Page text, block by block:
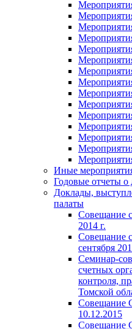
Иные
Годовые отчеты о
Доклады,
палаты
Совещание
2014 г.
Совещание
сентября
Семинар-
счетных
контроля,
Томской
Совещание
10.12.2015
Совещание